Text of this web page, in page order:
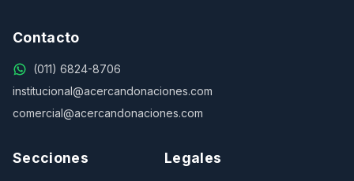
Contacto
(011) 6824-8706
institucional@acercandonaciones.com
comercial@acercandonaciones.com
Secciones Legales